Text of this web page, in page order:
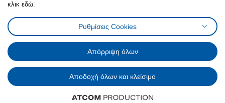
Πολιτική CookiesΔήλωση ψηφιακής προσβασιμότητας
Ρυθμίσεις cookiesΌροι Χρήσης
Γενική Πολιτική Προσωπικών Δεδομένων
Πολιτική Προσωπικών Δεδομένων για ΙΚΕΑ.gr
Κώδικας Καταναλωτικής Δεοντολογίας
© Inter-IKEA Systems B.V. 1999 - 2025
κλικ εδώ.
Ρυθμίσεις Cookies
Απόρριψη όλων
Αποδοχή όλων και κλείσιμο